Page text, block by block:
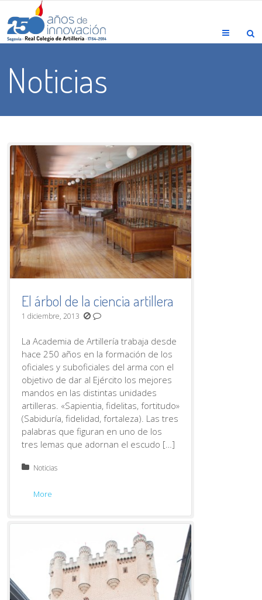
Menu
Noticias
El árbol de la ciencia artillera
1 diciembre, 2013
La Academia de Artillería trabaja desde
hace 250 años en la formación de los
oficiales y suboficiales del arma con el
objetivo de dar al Ejército los mejores
mandos en las distintas unidades
artilleras. «Sapientia, fidelitas, fortitudo»
(Sabiduría, fidelidad, fortaleza). Las tres
palabras que figuran en uno de los
tres lemas que adornan el escudo […]
Posted in:
Noticias
More